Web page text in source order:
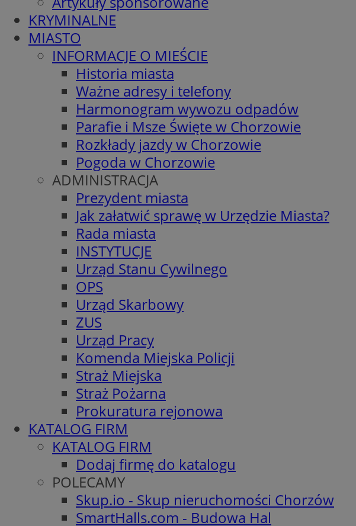
KRYMINALNE
MIASTO
INFORMACJE O MIEŚCIE
Historia miasta
Ważne adresy i telefony
Harmonogram wywozu odpadów
Parafie i Msze Święte w Chorzowie
Rozkłady jazdy w Chorzowie
Pogoda w Chorzowie
ADMINISTRACJA
Prezydent miasta
Jak załatwić sprawę w Urzędzie Miasta?
Rada miasta
INSTYTUCJE
Urząd Stanu Cywilnego
OPS
Urząd Skarbowy
ZUS
Urząd Pracy
Komenda Miejska Policji
Straż Miejska
Straż Pożarna
Prokuratura rejonowa
KATALOG FIRM
KATALOG FIRM
Dodaj firmę do katalogu
POLECAMY
Skup.io - Skup nieruchomości Chorzów
SmartHalls.com - Budowa Hal